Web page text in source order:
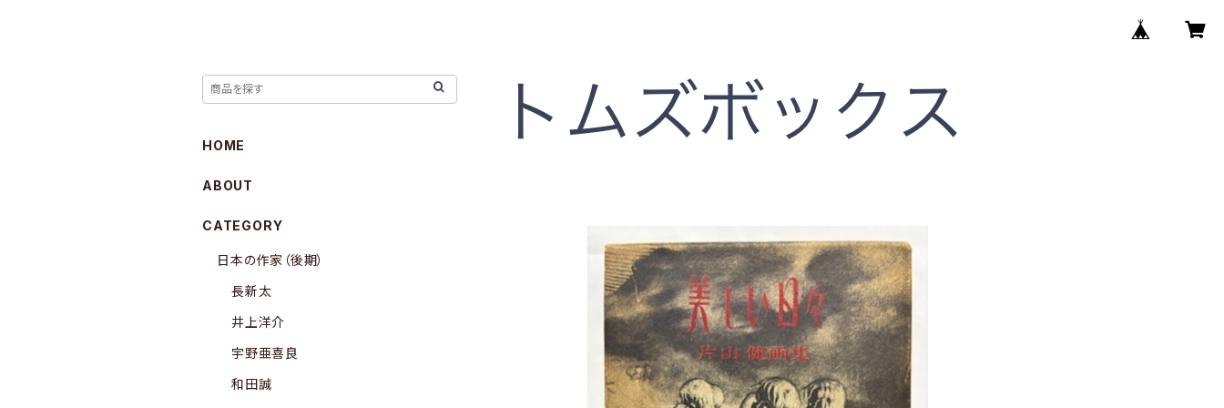
HOME
ABOUT
CATEGORY
日本の作家（後期）
長新太
井上洋介
宇野亜喜良
和田誠